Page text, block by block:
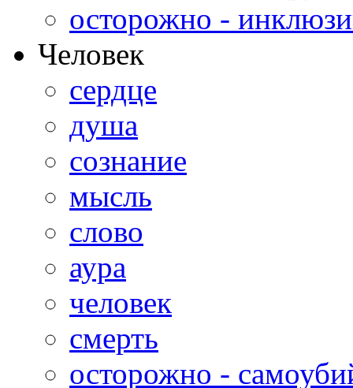
осторожно -
Человек
сердце
душа
сознание
мысль
слово
аура
человек
смерть
осторожно -